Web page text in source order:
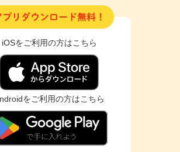
プリダウンロード無料！
iOSをご利用の方はこちら
をご利用の方はこちら